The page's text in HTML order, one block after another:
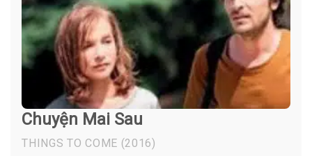
Chuyện Mai Sau
THINGS TO COME (2016)